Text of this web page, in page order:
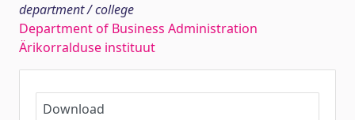
department / college
Department of Business Administration
Ärikorralduse instituut
Download